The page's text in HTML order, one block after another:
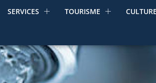
SERVICES TOURISME CULTURE